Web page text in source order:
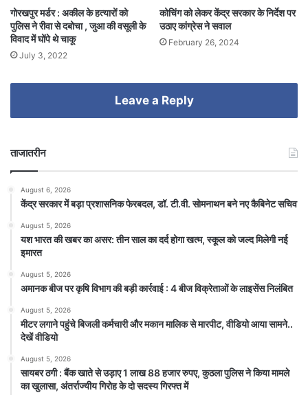
गोरखपुर मर्डर : अकील के हत्यारों को
पुलिस ने रीवा से दबोचा , जुआ की वसूली के
विवाद में घोंपे थे चाकू
July 3, 2022
कोचिंग को लेकर केंद्र सरकार के निर्देश पर
उठाए कांग्रेस ने सवाल
February 26, 2024
Leave a Reply
ताजातरीन
August 6, 2026
केंद्र सरकार में बड़ा प्रशासनिक फेरबदल, डॉ. टी.वी. सोमनाथन बने नए कैबिनेट सचिव
August 5, 2026
यश भारत की खबर का असर: तीन साल का दर्द होगा खत्म, स्कूल को जल्द मिलेगी नई
इमारत
August 5, 2026
अमानक बीज पर कृषि विभाग की बड़ी कार्रवाई : 4 बीज विक्रेताओं के लाइसेंस निलंबित
August 5, 2026
मीटर लगाने पहुंचे बिजली कर्मचारी और मकान मालिक से मारपीट, वीडियो आया सामने..
देखें वीडियो
August 5, 2026
सायबर ठगी : बैंक खाते से उड़ाए 1 लाख 88 हजार रुपए, कुठला पुलिस ने किया मामले
का खुलासा, अंतर्राज्यीय गिरोह के दो सदस्य गिरफ्त में